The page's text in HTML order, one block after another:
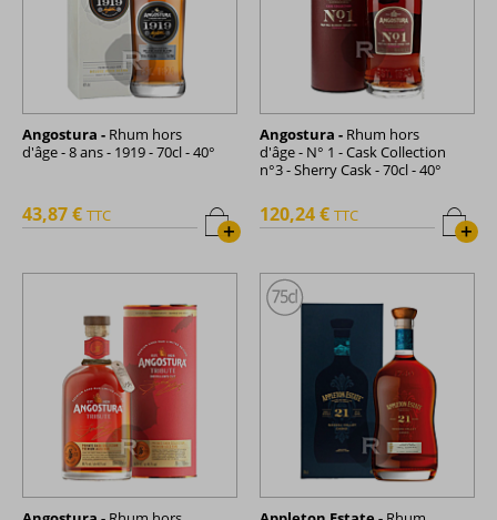
Angostura - Rhum hors
d'âge - 8 ans - 1919 - 70cl - 40°
+
43,87 € TTC
Angostura - Rhum hors
d'âge - N° 1 - Cask Collection
n°3 - Sherry Cask - 70cl - 40°
+
120,24 € TTC